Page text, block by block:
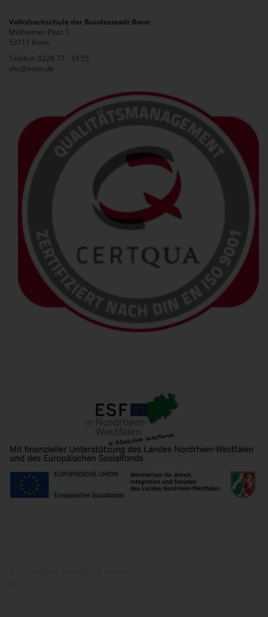
Volkshochschule der Bundesstadt Bonn
Mülheimer Platz 1
53111 Bonn
Telefon: 0228 77 - 33 55
vhs@bonn.de